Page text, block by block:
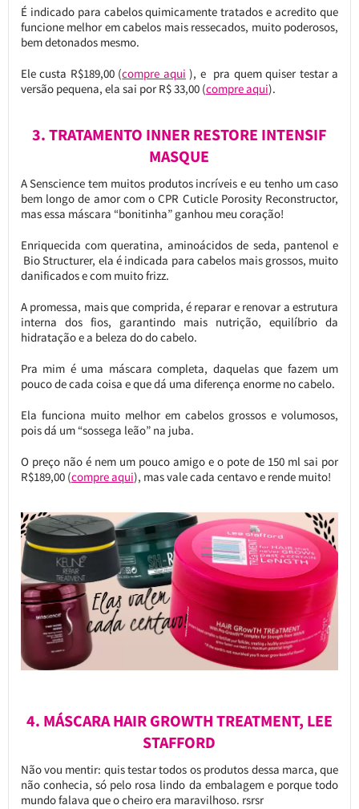
É indicado para cabelos quimicamente tratados e acredito que
funcione melhor em cabelos mais ressecados, muito poderosos,
bem detonados mesmo.
Ele custa R$189,00 (compre aqui ), e pra quem quiser testar a
versão pequena, ela sai por R$ 33,00 (compre aqui).
3. TRATAMENTO INNER RESTORE INTENSIF
MASQUE
A Senscience tem muitos produtos incríveis e eu tenho um caso
bem longo de amor com o CPR Cuticle Porosity Reconstructor,
mas essa máscara “bonitinha” ganhou meu coração!
Enriquecida com queratina, aminoácidos de seda, pantenol e
Bio Structurer, ela é indicada para cabelos mais grossos, muito
danificados e com muito frizz.
A promessa, mais que comprida, é reparar e renovar a estrutura
interna dos fios, garantindo mais nutrição, equilíbrio da
hidratação e a beleza do do cabelo.
Pra mim é uma máscara completa, daquelas que fazem um
pouco de cada coisa e que dá uma diferença enorme no cabelo.
Ela funciona muito melhor em cabelos grossos e volumosos,
pois dá um “sossega leão” na juba.
O preço não é nem um pouco amigo e o pote de 150 ml sai por
R$189,00 (compre aqui), mas vale cada centavo e rende muito!
4. MÁSCARA HAIR GROWTH TREATMENT, LEE
STAFFORD
Não vou mentir: quis testar todos os produtos dessa marca, que
não conhecia, só pelo rosa lindo da embalagem e porque todo
mundo falava que o cheiro era maravilhoso. rsrsr